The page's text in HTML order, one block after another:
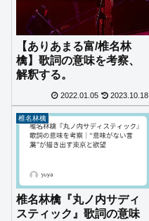
【ありあまる富/椎名林
檎】歌詞の意味を考察、
解釈する。
2022.01.05 2023.10.18
椎名林檎
椎名林檎『丸ノ内サディ
スティック』歌詞の意味